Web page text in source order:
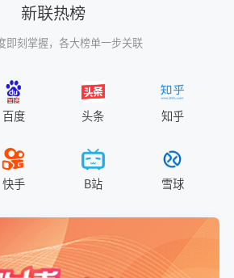
新联热榜
即刻掌握，各大榜单一步关联
百度 头条 知乎
快手 B站 雪球